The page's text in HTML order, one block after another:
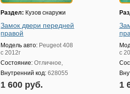
Раздел: Кузов снаружи
Замок двери передней
правой
Модель авто: Peugeot 408
с 2012г
Состояние:Отличное,
Внутренний код:628055
1 600 руб.
с
1